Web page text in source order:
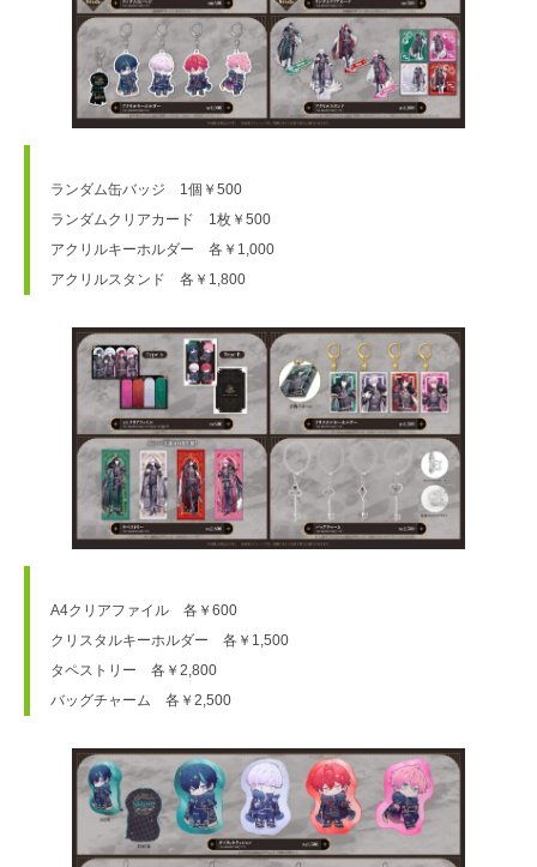
ランダム缶バッジ　1個￥500
ランダムクリアカード　1枚￥500
アクリルキーホルダー　各￥1,000
アクリルスタンド　各￥1,800
A4クリアファイル　各￥600
クリスタルキーホルダー　各￥1,500
タペストリー　各￥2,800
バッグチャーム　各￥2,500